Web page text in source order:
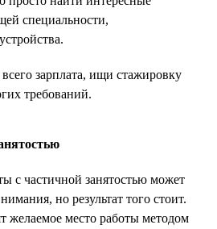
специальности,
зарплата, ищи стажировку
требований.
с частичной занятостью может
но результат того стоит.
желаемое место работы методом